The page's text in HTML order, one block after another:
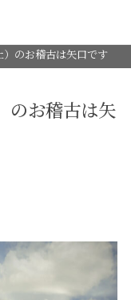
）のお稽古は矢口です
のお稽古は矢